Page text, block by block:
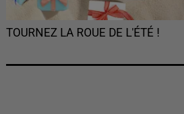
TOURNEZ LA ROUE DE L'ÉTÉ !